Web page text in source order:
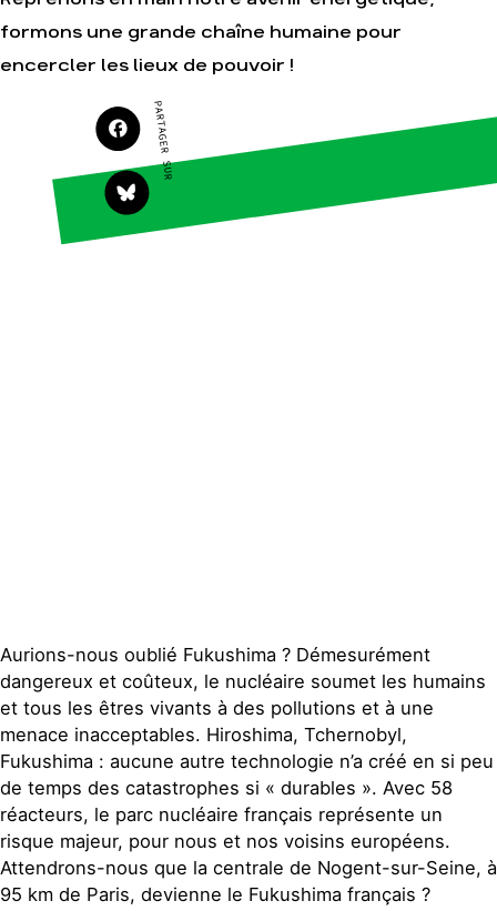
S'engager sur le
terrain
Agir au quotidien
Soutenir les
campagnes
Transmettre tout ou
Agriculture
Multinationales
formons une grande chaîne humaine pour
encercler les lieux de pouvoir !
PARTAGER SUR
Aurions-nous oublié Fukushima ? Démesurément
dangereux et coûteux, le nucléaire soumet les humains
et tous les êtres vivants à des pollutions et à une
menace inacceptables. Hiroshima, Tchernobyl,
Fukushima : aucune autre technologie n’a créé en si peu
de temps des catastrophes si « durables ». Avec 58
réacteurs, le parc nucléaire français représente un
risque majeur, pour nous et nos voisins européens.
Attendrons-nous que la centrale de Nogent-sur-Seine, à
95 km de Paris, devienne le Fukushima français ?